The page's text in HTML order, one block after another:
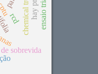
sobrevida
rcd